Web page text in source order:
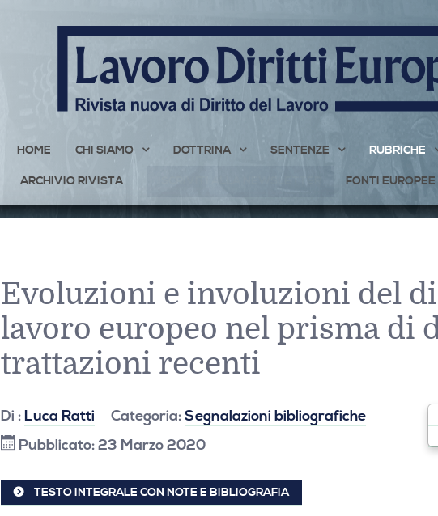
HOME CHI SIAMO DOTTRINA SENTENZE RUBRICHE
ARCHIVIO RIVISTA FONTI EUROPEE
Evoluzioni e involuzioni del
lavoro europeo nel prisma di
trattazioni recenti
Di :Luca Ratti Categoria:Segnalazioni bibliografiche
Pubblicato: 23 Marzo 2020
TESTO INTEGRALE CON NOTE E BIBLIOGRAFIA